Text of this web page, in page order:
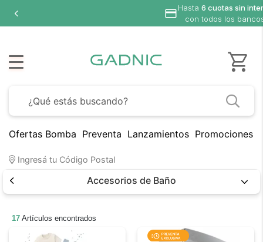
Hasta6 cuotas sin
con todos los bancos
Ofertas Bomba Preventa Lanzamientos Promociones
Ingresá tu Código Postal
Accesorios de Baño
17 Artículos encontrados